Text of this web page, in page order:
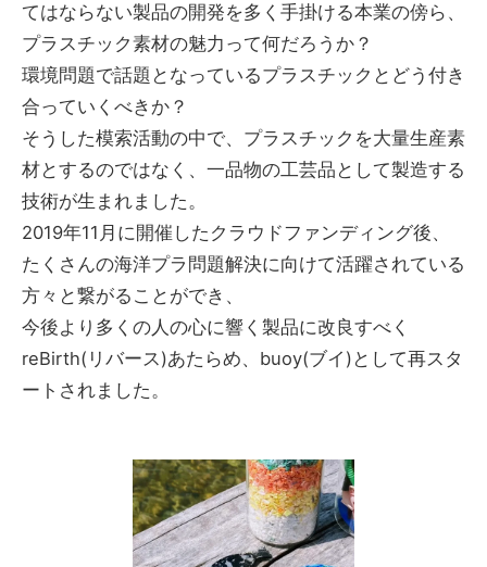
てはならない製品の開発を多く手掛ける本業の傍ら、
プラスチック素材の魅力って何だろうか？
環境問題で話題となっているプラスチックとどう付き
合っていくべきか？
そうした模索活動の中で、プラスチックを大量生産素
材とするのではなく、一品物の工芸品として製造する
技術が生まれました。
2019年11月に開催したクラウドファンディング後、
たくさんの海洋プラ問題解決に向けて活躍されている
方々と繋がることができ、
今後より多くの人の心に響く製品に改良すべく
reBirth(リバース)あたらめ、buoy(ブイ)として再スタ
ートされました。